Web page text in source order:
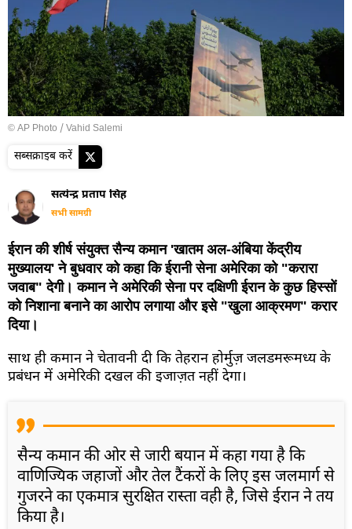
© AP Photo / Vahid Salemi
सब्सक्राइब करें
सत्येन्द्र प्रताप सिंह
सभी सामग्री
ईरान की शीर्ष संयुक्त सैन्य कमान 'खातम अल-अंबिया केंद्रीय
मुख्यालय' ने बुधवार को कहा कि ईरानी सेना अमेरिका को "करारा
जवाब" देगी। कमान ने अमेरिकी सेना पर दक्षिणी ईरान के कुछ हिस्सों
को निशाना बनाने का आरोप लगाया और इसे "खुला आक्रमण" करार
दिया।
साथ ही कमान ने चेतावनी दी कि तेहरान होर्मुज़ जलडमरूमध्य के
प्रबंधन में अमेरिकी दखल की इजाज़त नहीं देगा।
सैन्य कमान की ओर से जारी बयान में कहा गया है कि
वाणिज्यिक जहाजों और तेल टैंकरों के लिए इस जलमार्ग से
गुजरने का एकमात्र सुरक्षित रास्ता वही है, जिसे ईरान ने तय
किया है।